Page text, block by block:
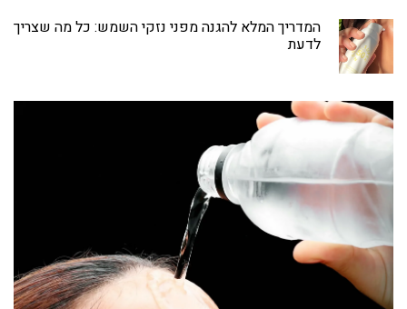
המדריך המלא להגנה מפני נזקי השמש: כל מה שצריך
לדעת